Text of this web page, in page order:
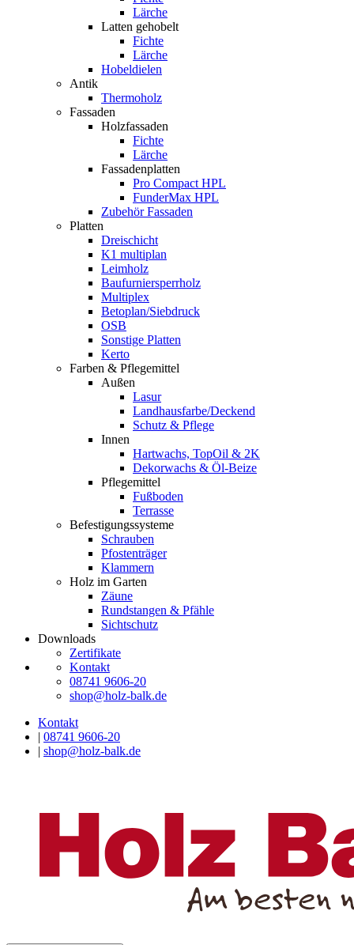
Lärche
Latten gehobelt
Fichte
Lärche
Hobeldielen
Antik
Thermoholz
Fassaden
Holzfassaden
Fichte
Lärche
Fassadenplatten
Pro Compact HPL
FunderMax HPL
Zubehör Fassaden
Platten
Dreischicht
K1 multiplan
Leimholz
Baufurniersperrholz
Multiplex
Betoplan/Siebdruck
OSB
Sonstige Platten
Kerto
Farben & Pflegemittel
Außen
Lasur
Landhausfarbe/Deckend
Schutz & Pflege
Innen
Hartwachs, TopOil & 2K
Dekorwachs & Öl-Beize
Pflegemittel
Fußboden
Terrasse
Befestigungssysteme
Schrauben
Pfostenträger
Klammern
Holz im Garten
Zäune
Rundstangen & Pfähle
Sichtschutz
Downloads
Zertifikate
Kontakt
08741 9606-20
shop@holz-balk.de
Kontakt
| 08741 9606-20
| shop@holz-balk.de